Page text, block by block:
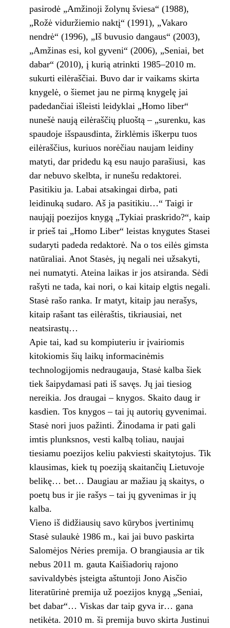
pasirodė „Amžinoji žolynų šviesa“ (1988),
„Rožė viduržiemio naktį“ (1991), „Vakaro
nendrė“ (1996), „Iš buvusio dangaus“ (2003),
„Amžinas esi, kol gyveni“ (2006), „Seniai, bet
dabar“ (2010), į kurią atrinkti 1985–2010 m.
sukurti eilėraščiai. Buvo dar ir vaikams skirta
knygelė, o šiemet jau ne pirmą knygelę jai
padedančiai išleisti leidyklai „Homo liber“
nunešė naują eilėraščių pluoštą – „surenku, kas
spaudoje išspausdinta, žirklėmis iškerpu tuos
eilėraščius, kuriuos norėčiau naujam leidiny
matyti, dar pridedu ką esu naujo parašiusi, kas
dar nebuvo skelbta, ir nunešu redaktorei.
Pasitikiu ja. Labai atsakingai dirba, pati
leidinuką sudaro. Aš ja pasitikiu…“ Taigi ir
naująjį poezijos knygą „Tykiai praskrido?“, kaip
ir prieš tai „Homo Liber“ leistas knygutes Stasei
sudaryti padeda redaktorė. Na o tos eilės gimsta
natūraliai. Anot Stasės, jų negali nei užsakyti,
nei numatyti. Ateina laikas ir jos atsiranda. Sėdi
rašyti ne tada, kai nori, o kai kitaip elgtis negali.
Stasė rašo ranka. Ir matyt, kitaip jau nerašys,
kitaip rašant tas eilėraštis, tikriausiai, net
neatsirastų…
Apie tai, kad su kompiuteriu ir įvairiomis
kitokiomis šių laikų informacinėmis
technologijomis nedraugauja, Stasė kalba šiek
tiek šaipydamasi pati iš savęs. Jų jai tiesiog
nereikia. Jos draugai – knygos. Skaito daug ir
kasdien. Tos knygos – tai jų autorių gyvenimai.
Stasė nori juos pažinti. Žinodama ir pati gali
imtis plunksnos, vesti kalbą toliau, naujai
tiesiamu poezijos keliu pakviesti skaitytojus. Tik
klausimas, kiek tų poeziją skaitančių Lietuvoje
belikę… bet… Daugiau ar mažiau ją skaitys, o
poetų bus ir jie rašys – tai jų gyvenimas ir jų
kalba.
Vieno iš didžiausių savo kūrybos įvertinimų
Stasė sulaukė 1986 m., kai jai buvo paskirta
Salomėjos Nėries premija. O brangiausia ar tik
nebus 2011 m. gauta Kaišiadorių rajono
savivaldybės įsteigta aštuntoji Jono Aisčio
literatūrinė premija už poezijos knygą „Seniai,
bet dabar“… Viskas dar taip gyva ir… gana
netikėta. 2010 m. ši premija buvo skirta Justinui